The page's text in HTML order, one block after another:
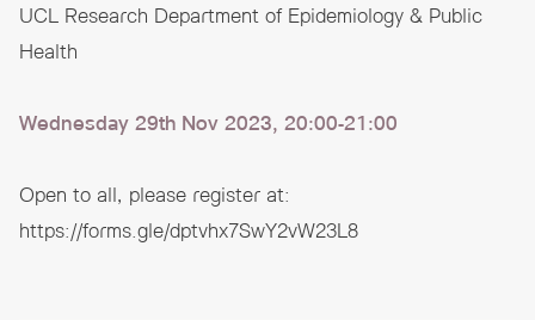
UCL Research Department of Epidemiology & Public
Health
Wednesday 29th Nov 2023, 20:00-21:00
Open to all, please register at:
https://forms.gle/dptvhx7SwY2vW23L8